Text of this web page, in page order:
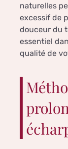
naturelles
excessif de
douceur du
essentiel
qualité de